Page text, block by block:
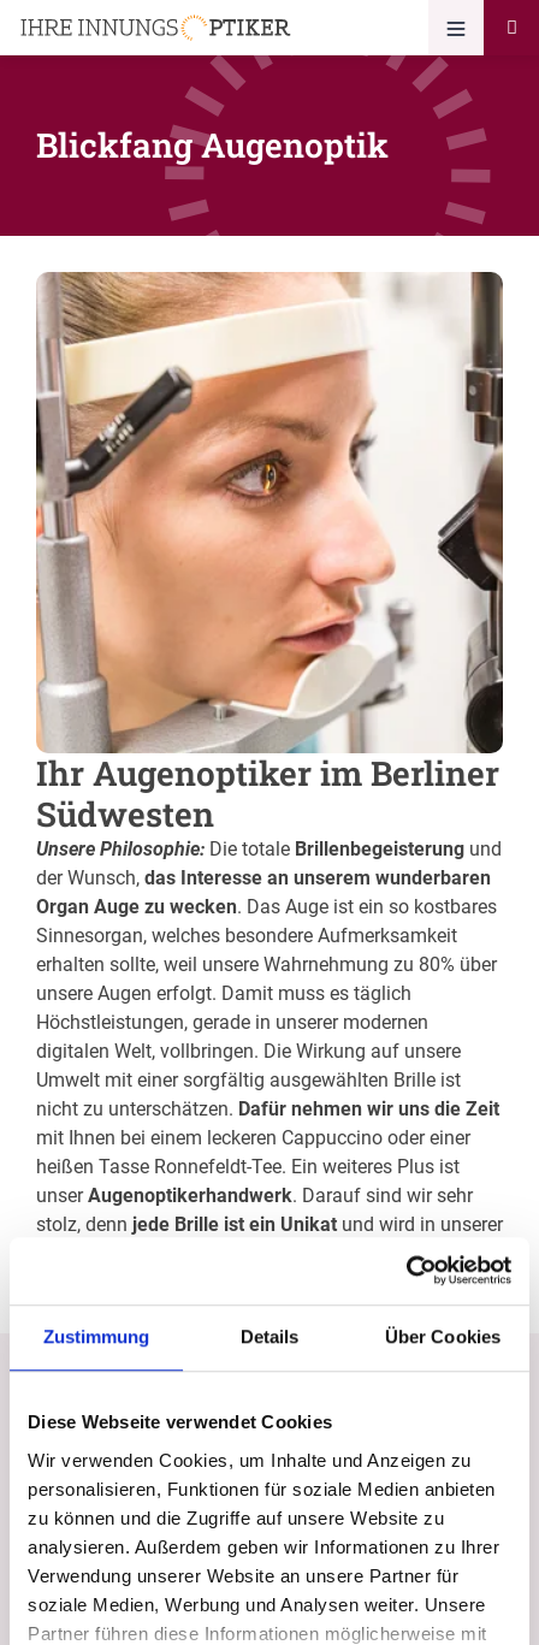
Zustimmung Details Über Cookies
Diese Webseite verwendet Cookies
Wir verwenden Cookies, um Inhalte und Anzeigen zu
personalisieren, Funktionen für soziale Medien anbieten
zu können und die Zugriffe auf unsere Website zu
analysieren. Außerdem geben wir Informationen zu Ihrer
Verwendung unserer Website an unsere Partner für
soziale Medien, Werbung und Analysen weiter. Unsere
Partner führen diese Informationen möglicherweise mit
Blickfang Augenoptik
Ihr Augenoptiker im Berliner
Südwesten
Unsere Philosophie: Die totale Brillenbegeisterung und
der Wunsch, das Interesse an unserem wunderbaren
Organ Auge zu wecken. Das Auge ist ein so kostbares
Sinnesorgan, welches besondere Aufmerksamkeit
erhalten sollte, weil unsere Wahrnehmung zu 80% über
unsere Augen erfolgt. Damit muss es täglich
Höchstleistungen, gerade in unserer modernen
digitalen Welt, vollbringen. Die Wirkung auf unsere
Umwelt mit einer sorgfältig ausgewählten Brille ist
nicht zu unterschätzen. Dafür nehmen wir uns die Zeit
mit Ihnen bei einem leckeren Cappuccino oder einer
heißen Tasse Ronnefeldt-Tee. Ein weiteres Plus ist
unserAugenoptikerhandwerk. Darauf sind wir sehr
stolz, denn jede Brille ist ein Unikat und wird in unserer
Montag
Mittwoch
08:00–17:00 Uhr
Donnerstag
08:00–19:00 Uhr
Freitag
08:00 –17:00 Uhr
Samstag
08:00–12:00 Uhr